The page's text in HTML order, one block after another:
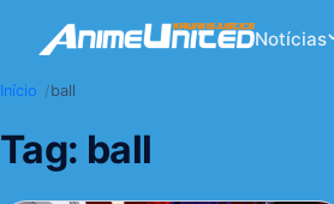
Notícias
Início ball
Tag: ball